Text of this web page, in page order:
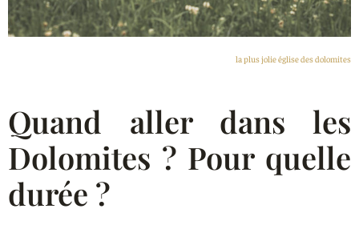
la plus jolie église des dolomites
Quand aller dans les
Dolomites ? Pour quelle
durée ?